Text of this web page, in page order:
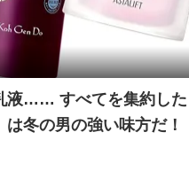
液…… すべてを集約した
は冬の男の強い味方だ！